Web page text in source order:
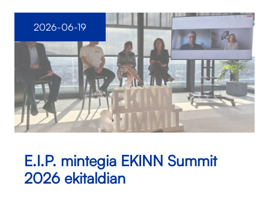
E.I.P. mintegia EKINN Summit
2026 ekitaldian
2026-06-19